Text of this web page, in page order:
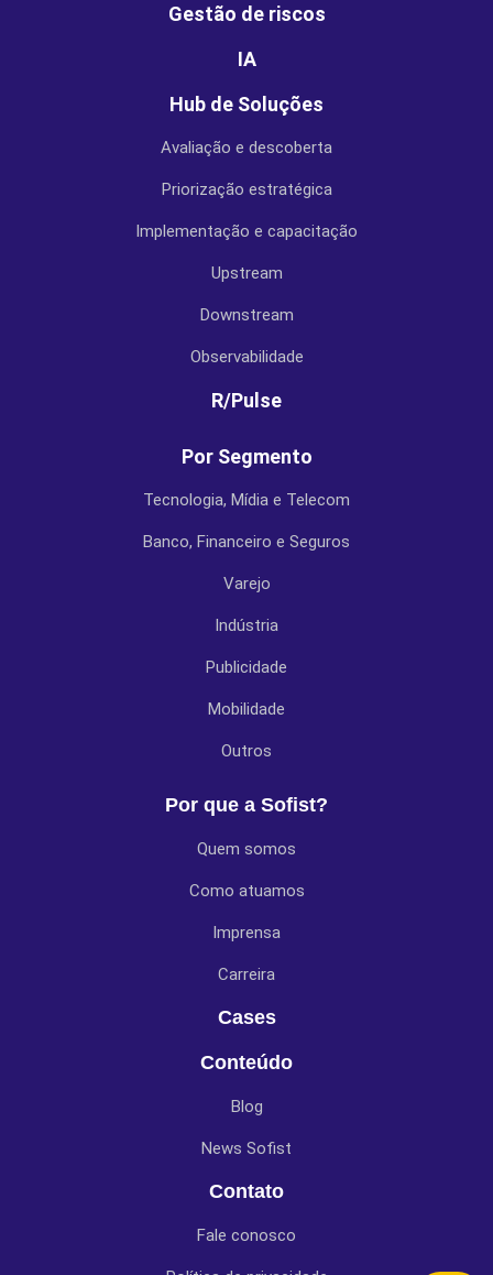
Gestão de riscos
IA
Hub de Soluções
Avaliação e descoberta
Priorização estratégica
Implementação e capacitação
Upstream
Downstream
Observabilidade
R/Pulse
Por Segmento
Tecnologia, Mídia e Telecom
Banco, Financeiro e Seguros
Varejo
Indústria
Publicidade
Mobilidade
Outros
Por que a Sofist?
Quem somos
Como atuamos
Imprensa
Carreira
Cases
Conteúdo
Blog
News Sofist
Contato
Fale conosco